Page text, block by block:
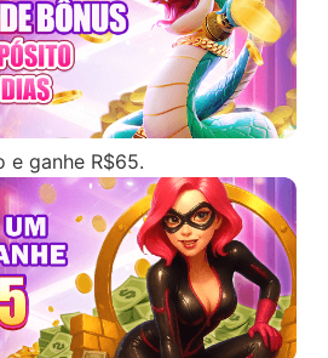
e ganhe R$65.